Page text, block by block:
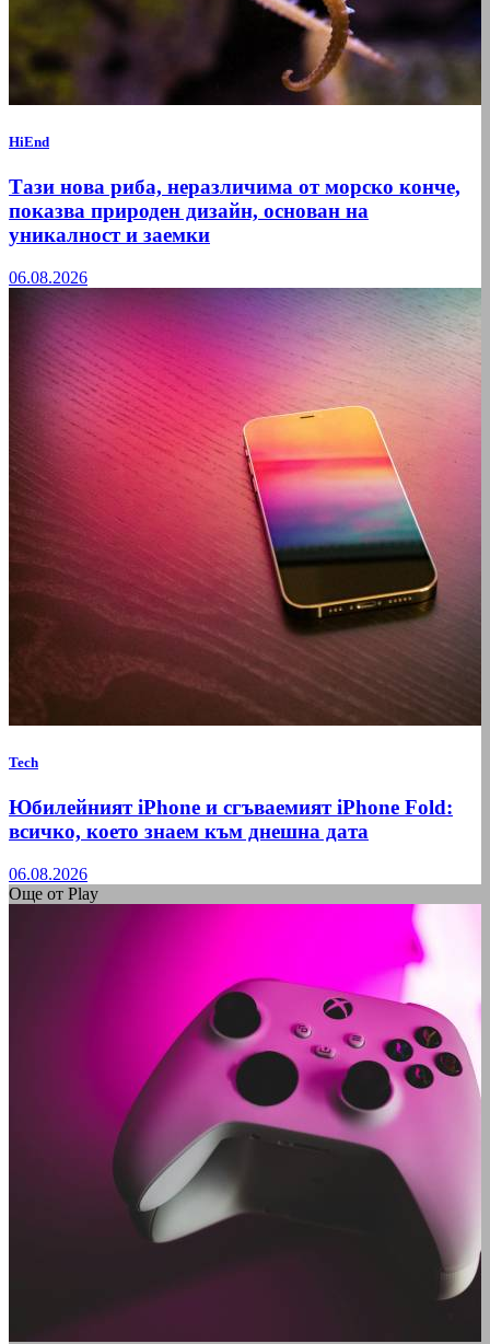
HiEnd
Тази нова риба, неразличима от морско конче,
показва природен дизайн, основан на
уникалност и заемки
06.08.2026
Tech
Юбилейният iPhone и сгъваемият iPhone Fold:
всичко, което знаем към днешна дата
06.08.2026
Още от Play